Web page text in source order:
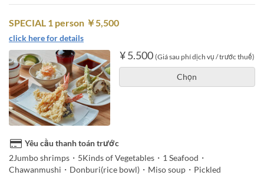
SPECIAL 1 person ￥5,500
click here for details
¥ 5.500 (Giá sau phí dịch vụ / trước thuế)
Chọn
Yêu cầu thanh toán trước
2Jumbo shrimps・5Kinds of Vegetables・1 Seafood・
Chawanmushi・Donburi(rice bowl)・Miso soup・Pickled